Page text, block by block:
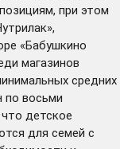
при этом
«Бабушкино
магазинов
средних
по восьми
детское
для семей с